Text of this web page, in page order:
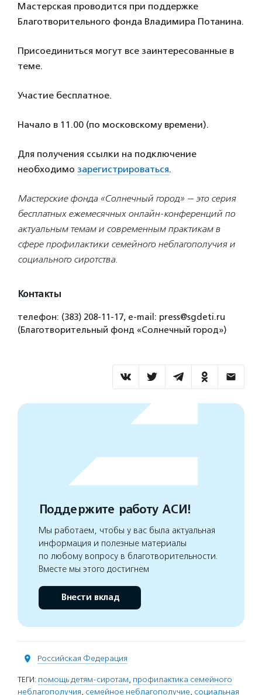
Мастерская проводится при поддержке
Благотворительного фонда Владимира Потанина.
Присоединиться могут все заинтересованные в
теме.
Участие бесплатное.
Начало в 11.00 (по московскому времени).
Для получения ссылки на подключение
необходимо зарегистрироваться.
Мастерские фонда «Солнечный город» — это серия
бесплатных ежемесячных онлайн-конференций по
актуальным темам и современным практикам в
сфере профилактики семейного неблагополучия и
социального сиротства.
Контакты
телефон: (383) 208-11-17, e-mail: press@sgdeti.ru
(Благотворительный фонд «Солнечный город»)
Поддержите работу АСИ!
Мы работаем, чтобы у вас была актуальная
информация и полезные материалы
по любому вопросу в благотворительности.
Вместе мы этого достигнем
Внести вклад
Российская Федерация
ТЕГИ: помощь детям-сиротам, профилактика семейного
неблагополучия, семейное неблагополучие, социальная